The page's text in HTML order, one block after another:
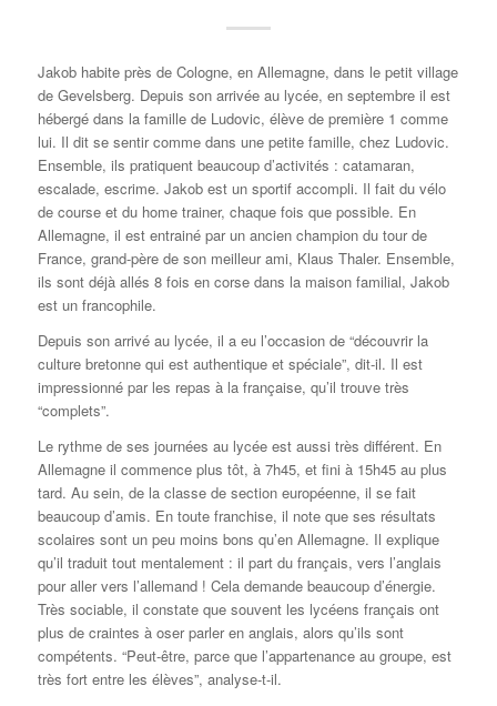
Jakob habite près de Cologne, en Allemagne, dans le petit village
de Gevelsberg. Depuis son arrivée au lycée, en septembre il est
hébergé dans la famille de Ludovic, élève de première 1 comme
lui. Il dit se sentir comme dans une petite famille, chez Ludovic.
Ensemble, ils pratiquent beaucoup d’activités : catamaran,
escalade, escrime. Jakob est un sportif accompli. Il fait du vélo
de course et du home trainer, chaque fois que possible. En
Allemagne, il est entrainé par un ancien champion du tour de
France, grand-père de son meilleur ami, Klaus Thaler. Ensemble,
ils sont déjà allés 8 fois en corse dans la maison familial, Jakob
est un francophile.
Depuis son arrivé au lycée, il a eu l’occasion de “découvrir la
culture bretonne qui est authentique et spéciale”, dit-il. Il est
impressionné par les repas à la française, qu’il trouve très
“complets”.
Le rythme de ses journées au lycée est aussi très différent. En
Allemagne il commence plus tôt, à 7h45, et fini à 15h45 au plus
tard. Au sein, de la classe de section européenne, il se fait
beaucoup d’amis. En toute franchise, il note que ses résultats
scolaires sont un peu moins bons qu’en Allemagne. Il explique
qu’il traduit tout mentalement : il part du français, vers l’anglais
pour aller vers l’allemand ! Cela demande beaucoup d’énergie.
Très sociable, il constate que souvent les lycéens français ont
plus de craintes à oser parler en anglais, alors qu’ils sont
compétents. “Peut-être, parce que l’appartenance au groupe, est
très fort entre les élèves”, analyse-t-il.